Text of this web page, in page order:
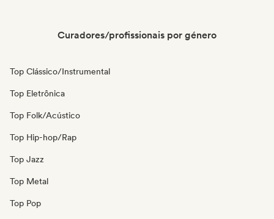
Curadores/profissionais por género
Top Clássico/Instrumental
Top Eletrônica
Top Folk/Acústico
Top Hip-hop/Rap
Top Jazz
Top Metal
Top Pop